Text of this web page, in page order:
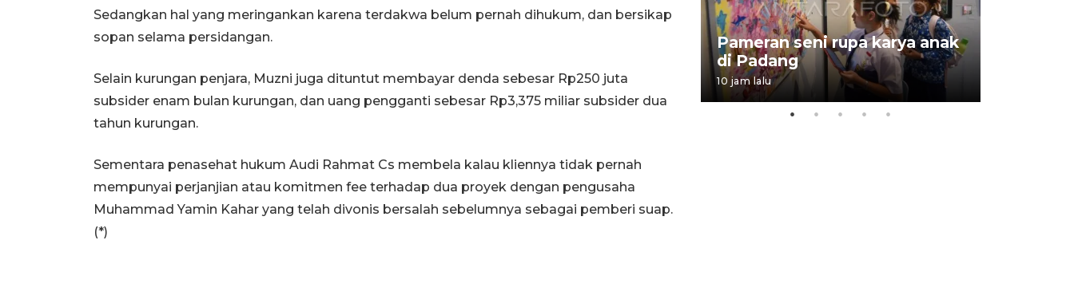
Sedangkan hal yang meringankan karena terdakwa belum pernah dihukum, dan bersikap
sopan selama persidangan.
Selain kurungan penjara, Muzni juga dituntut membayar denda sebesar Rp250 juta
subsider enam bulan kurungan, dan uang pengganti sebesar Rp3,375 miliar subsider dua
tahun kurungan.
Sementara penasehat hukum Audi Rahmat Cs membela kalau kliennya tidak pernah
mempunyai perjanjian atau komitmen fee terhadap dua proyek dengan pengusaha
Muhammad Yamin Kahar yang telah divonis bersalah sebelumnya sebagai pemberi suap.
(*)
Penyelesaian pembentukan
05 August 2026 10:33 WIB
Pameran seni rupa karya anak
di Padang
10 jam lalu